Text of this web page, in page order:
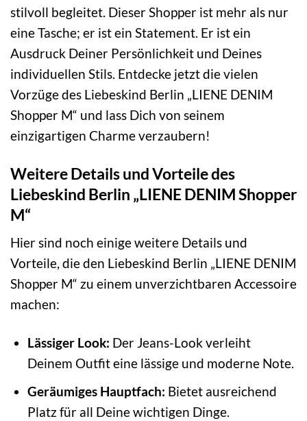
stilvoll begleitet. Dieser Shopper ist mehr als nur
eine Tasche; er ist ein Statement. Er ist ein
Ausdruck Deiner Persönlichkeit und Deines
individuellen Stils. Entdecke jetzt die vielen
Vorzüge des Liebeskind Berlin „LIENE DENIM
Shopper M“ und lass Dich von seinem
einzigartigen Charme verzaubern!
Weitere Details und Vorteile des
Liebeskind Berlin „LIENE DENIM Shopper
M“
Hier sind noch einige weitere Details und
Vorteile, die den Liebeskind Berlin „LIENE DENIM
Shopper M“ zu einem unverzichtbaren Accessoire
machen:
Lässiger Look: Der Jeans-Look verleiht
Deinem Outfit eine lässige und moderne Note.
Geräumiges Hauptfach: Bietet ausreichend
Platz für all Deine wichtigen Dinge.